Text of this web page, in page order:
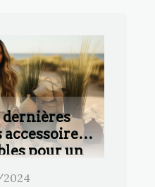
dernières
accessoires
pour un